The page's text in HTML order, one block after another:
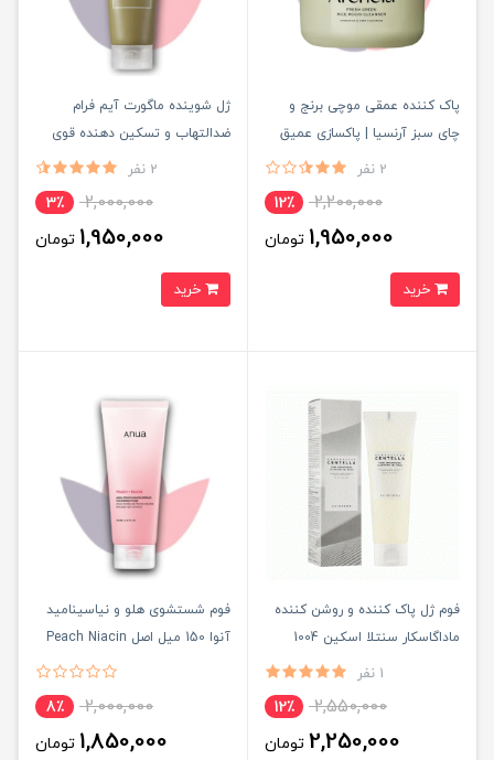
پاک کننده عمقی موچی برنج و
چای سبز آرنسیا | پاکسازی عمیق
منافذ و کنترل چربی پوست
2 نفر
2,200,000 12٪
1,950,000 تومان
ژل شوینده ماگورت آیم فرام
ضدالتهاب و تسکین دهنده قوی
پوست اصل Mugwort Gel
2 نفر
2,000,000 3٪
1,950,000 تومان
فوم ژل پاک کننده و روشن کننده
ماداگاسکار سنتلا اسکین 1004
125m Cleansing Gel Foam
1 نفر
2,550,000 12٪
2,250,000 تومان
فوم شستشوی هلو و نیاسینامید
آنوا 150 میل اصل Peach Niacin
Cleansing Foam| پاکسازی و
2,000,000 8٪
1,850,000 تومان